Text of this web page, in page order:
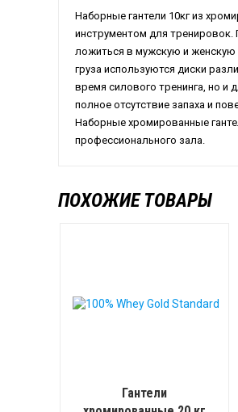
Наборные гантели 10кг из
инструментом для
ложиться в мужскую и женскую
груза используются диски
время силового тренинга, но и
полное отсутствие запаха и
Наборные хромированные
профессионального зала.
ПОХОЖИЕ ТОВАРЫ
Гантели